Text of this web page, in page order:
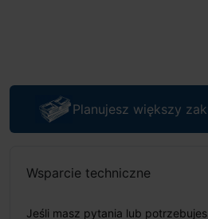
Planujesz większy
Wsparcie techniczne
Jeśli masz pytania lub